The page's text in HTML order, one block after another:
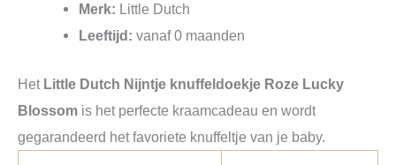
Merk: Little Dutch
Leeftijd: vanaf 0 maanden
Het Little Dutch Nijntje knuffeldoekje Roze Lucky
Blossom is het perfecte kraamcadeau en wordt
gegarandeerd het favoriete knuffeltje van je baby.